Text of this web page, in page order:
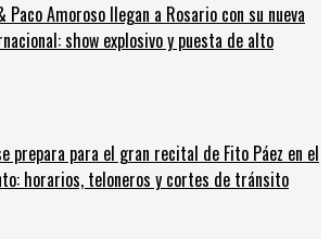
Paco Amoroso llegan a Rosario con su nueva
show explosivo y puesta de alto
prepara para el gran recital de Fito Páez en el
horarios, teloneros y cortes de tránsito